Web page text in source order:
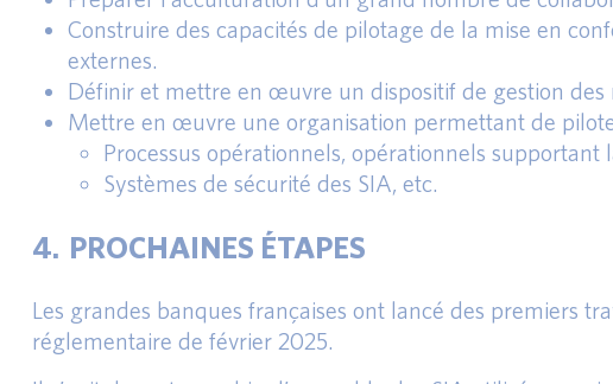
Construire des capacités de pilotage de la mise en
externes.
Définir et mettre en œuvre un dispositif de gestion des
Mettre en œuvre une organisation permettant de
Processus opérationnels, opérationnels supportant
Systèmes de sécurité des SIA, etc.
4. PROCHAINES ÉTAPES
Les grandes banques françaises ont lancé des premiers
réglementaire de février 2025.